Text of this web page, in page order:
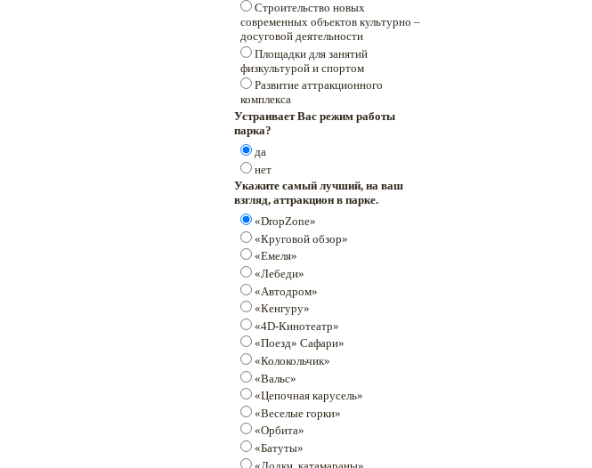
Строительство новых
современных объектов культурно –
досуговой деятельности
Площадки для занятий
физкультурой и спортом
Развитие аттракционного
комплекса
Устраивает Вас режим работы
парка?
да
нет
Укажите самый лучший, на ваш
взгляд, аттракцион в парке.
«DropZone»
«Круговой обзор»
«Емеля»
«Лебеди»
«Автодром»
«Кенгуру»
«4D-Кинотеатр»
«Поезд» Сафари»
«Колокольчик»
«Вальс»
«Цепочная карусель»
«Веселые горки»
«Орбита»
«Батуты»